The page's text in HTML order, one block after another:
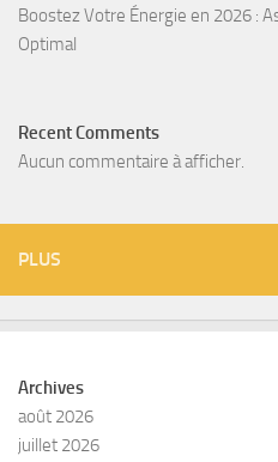
Boostez Votre Énergie en 2026 :
Optimal
Recent Comments
Aucun commentaire à afficher.
PLUS
Archives
août 2026
juillet 2026